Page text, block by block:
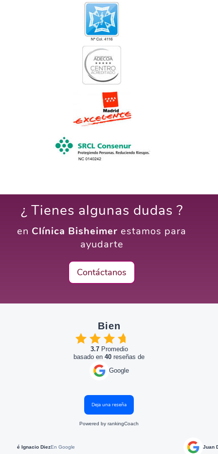
¿ Tienes algunas dudas ?
en Clínica Bisheimer estamos para
ayudarte
Contáctanos
Bien
3.7Promedio
basado en 40 reseñas de
Google
Deja una reseña
Powered by rankingCoach
DiezEn Google Juan DelgadoEn